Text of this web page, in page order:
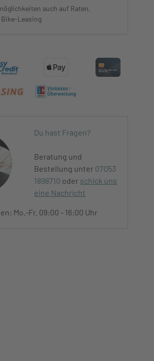
auch auf Raten,
Leasing
Du hast Fragen?
Beratung und
Bestellung unter 07053
1898710 oder schick uns
eine Nachricht
Mo.-Fr. 09:00 - 16:00 Uhr